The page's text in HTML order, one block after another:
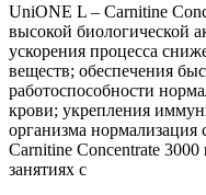
UniONE L – Carnitine
высокой биологической
ускорения процесса
веществ; обеспечения
работоспособности
крови; укрепления
организма нормализация
Carnitine Concentrate
занятиях с